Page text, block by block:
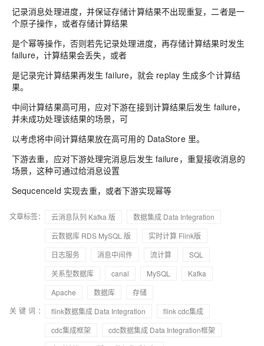
记录消息处理进度，并保证存储计算结果不出现重复，二者是一
个原子操作，或者存储计算结果
是个幂等操作，否则若先记录处理进度，再存储计算结果时发生
failure，计算结果会丢失，或者
是记录完计算结果再发生 failure，就会 replay 生成多个计算结
果。
中间计算结果高可用，应对下游在接到计算结果后发生 failure，
并未成功处理该结果的场景，可
以考虑将中间计算结果放在高可用的 DataStore 里。
下游去重，应对下游处理完消息后发生 failure，重复接收消息的
场景，这种可通过给消息设置
SequcenceId 实现去重，或者下游实现幂等
文章标签： 云消息队列 Kafka 版
数据集成 Data Integration
云数据库 RDS MySQL 版
实时计算 Flink版
日志服务
消息中间件 流计算
SQL
关系型数据库
canal MySQL
Kafka
Apache
数据库
存储
关键词：
flink数据集成 Data Integration
flink cdc集成
cdc集成框架
cdc数据集成 Data Integration框架